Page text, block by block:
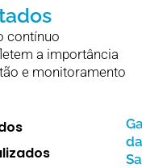
contínuo
a importância
e monitoramento
da